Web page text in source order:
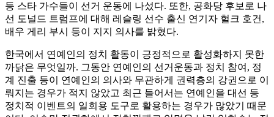
등 스타 가수들이 선거 운동에 나섰다. 또한, 공화당 후보로 나
선 도널드 트럼프에 대해 레슬링 선수 출신 연기자 헐크 호건,
배우 게리 부시 등이 지지 의사를 밝혔다.
한국에서 연예인의 정치 활동이 긍정적으로 활성화하지 못한
까닭은 무엇일까. 그동안 연예인의 선거운동과 정치 참여, 정
계 진출 등이 연예인의 의사와 무관하게 권력층의 강권으로 이
뤄지는 경우가 적지 않았고 최근 들어서는 연예인을 대선 등
정치적 이벤트의 일회용 도구로 활용하는 경우가 많았기 때문